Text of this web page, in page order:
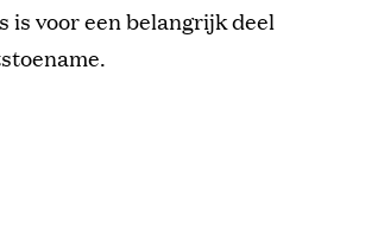
is voor een belangrijk deel